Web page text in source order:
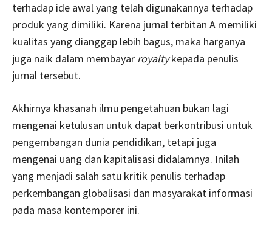
terhadap ide awal yang telah digunakannya terhadap
produk yang dimiliki. Karena jurnal terbitan A memiliki
kualitas yang dianggap lebih bagus, maka harganya
juga naik dalam membayar royaltykepada penulis
jurnal tersebut.
Akhirnya khasanah ilmu pengetahuan bukan lagi
mengenai ketulusan untuk dapat berkontribusi untuk
pengembangan dunia pendidikan, tetapi juga
mengenai uang dan kapitalisasi didalamnya. Inilah
yang menjadi salah satu kritik penulis terhadap
perkembangan globalisasi dan masyarakat informasi
pada masa kontemporer ini.